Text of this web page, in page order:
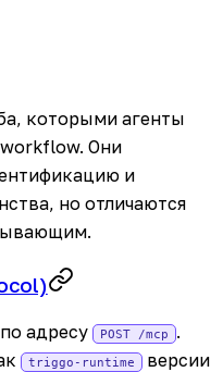
которыми агенты
workflow. Они
и
но отличаются
адресу POST /mcp
.
triggo-runtime версии